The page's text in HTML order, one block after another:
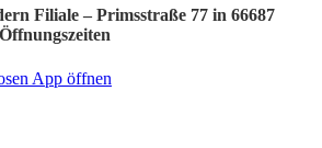
Filiale – Primsstraße 77 in 66687
App öffnen